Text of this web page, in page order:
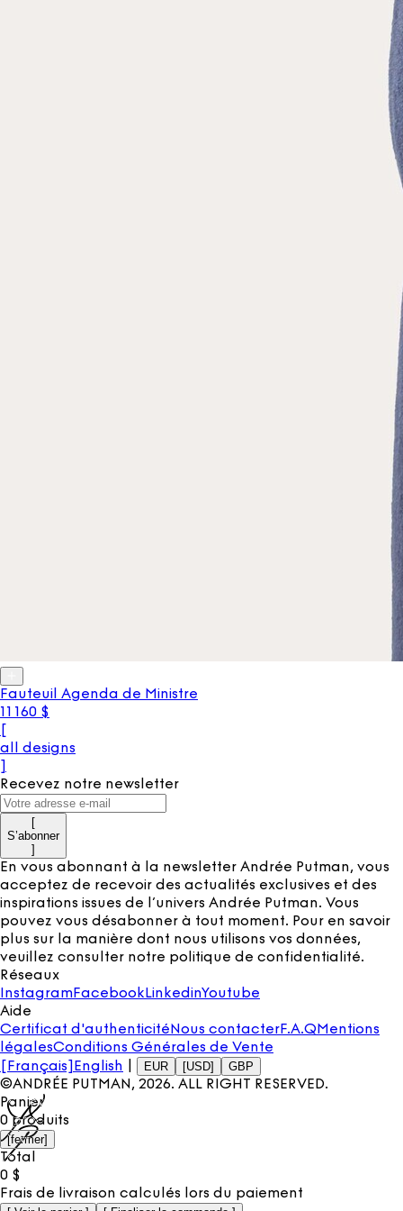
Fauteuil Agenda de Ministre
11 160 $
all designs
Recevez notre newsletter
[
S’abonner
]
En vous abonnant à la newsletter Andrée Putman, vous
acceptez de recevoir des actualités exclusives et des
inspirations issues de l’univers Andrée Putman. Vous
pouvez vous désabonner à tout moment. Pour en savoir
plus sur la manière dont nous utilisons vos données,
veuillez consulter notre politique de confidentialité.
Réseaux
InstagramFacebook LinkedinYoutube
Aide
Certificat d'authenticité Nous contacterF.A.Q Mentions
légalesConditions Générales de Vente
[Français]
English EUR [USD] GBP
©ANDRÉE PUTMAN, 2026. ALL RIGHT RESERVED.
Panier
0 produits
[fermer]
Total
0 $
Frais de livraison calculés lors du paiement